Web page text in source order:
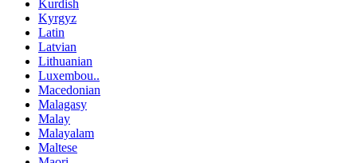
Kurdish
Kyrgyz
Latin
Latvian
Lithuanian
Luxembou..
Macedonian
Malagasy
Malay
Malayalam
Maltese